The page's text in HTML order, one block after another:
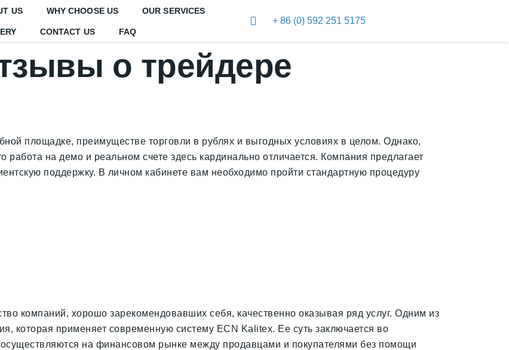
US WHY CHOOSE US OUR SERVICES
CONTACT US FAQ
+ 86 (0) 592 251 5175
о трейдере
площадке, преимуществе торговли в рублях и выгодных условиях в целом. Однако,
работа на демо и реальном счете здесь кардинально отличается. Компания предлагает
поддержку. В личном кабинете вам необходимо пройти стандартную процедуру
компаний, хорошо зарекомендовавших себя, качественно оказывая ряд услуг. Одним из
которая применяет современную систему ECN Kalitex. Ее суть заключается во
на финансовом рынке между продавцами и покупателями без помощи